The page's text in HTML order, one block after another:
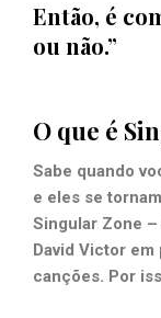
Então, é
ou não.”
O que é
Sabe quando
e eles se
Singular Zone
David Victor
canções. Por